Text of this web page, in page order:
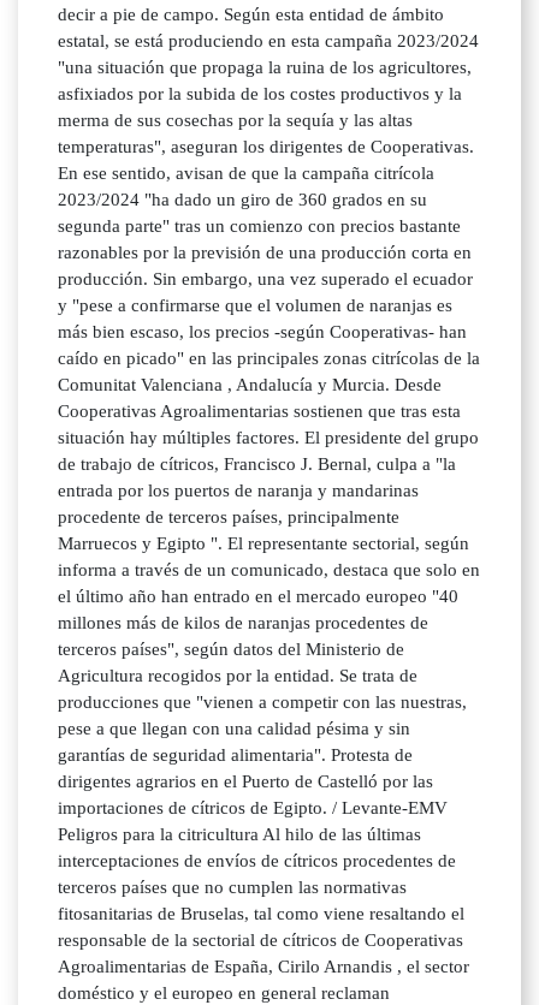
decir a pie de campo. Según esta entidad de ámbito
estatal, se está produciendo en esta campaña 2023/2024
"una situación que propaga la ruina de los agricultores,
asfixiados por la subida de los costes productivos y la
merma de sus cosechas por la sequía y las altas
temperaturas", aseguran los dirigentes de Cooperativas.
En ese sentido, avisan de que la campaña citrícola
2023/2024 "ha dado un giro de 360 grados en su
segunda parte" tras un comienzo con precios bastante
razonables por la previsión de una producción corta en
producción. Sin embargo, una vez superado el ecuador
y "pese a confirmarse que el volumen de naranjas es
más bien escaso, los precios -según Cooperativas- han
caído en picado" en las principales zonas citrícolas de la
Comunitat Valenciana , Andalucía y Murcia. Desde
Cooperativas Agroalimentarias sostienen que tras esta
situación hay múltiples factores. El presidente del grupo
de trabajo de cítricos, Francisco J. Bernal, culpa a "la
entrada por los puertos de naranja y mandarinas
procedente de terceros países, principalmente
Marruecos y Egipto ". El representante sectorial, según
informa a través de un comunicado, destaca que solo en
el último año han entrado en el mercado europeo "40
millones más de kilos de naranjas procedentes de
terceros países", según datos del Ministerio de
Agricultura recogidos por la entidad. Se trata de
producciones que "vienen a competir con las nuestras,
pese a que llegan con una calidad pésima y sin
garantías de seguridad alimentaria". Protesta de
dirigentes agrarios en el Puerto de Castelló por las
importaciones de cítricos de Egipto. / Levante-EMV
Peligros para la citricultura Al hilo de las últimas
interceptaciones de envíos de cítricos procedentes de
terceros países que no cumplen las normativas
fitosanitarias de Bruselas, tal como viene resaltando el
responsable de la sectorial de cítricos de Cooperativas
Agroalimentarias de España, Cirilo Arnandis , el sector
doméstico y el europeo en general reclaman